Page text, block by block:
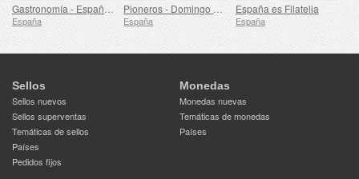
Gastronomía - España en 19 Platos, Melilla, Rape a la Rusadir
España
Pioneros - Domingo de Bonechea
España
España es Filatelia
España
Sellos
Sellos nuevos
Sellos superventas
Temáticas de sellos
Países
Pedidos fijos
Monedas
Monedas nuevas
Temáticas de monedas
Países